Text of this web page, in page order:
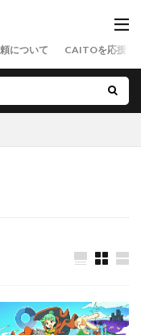
について CAITOを応援す